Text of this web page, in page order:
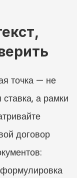
точка — не
а рамки
договор